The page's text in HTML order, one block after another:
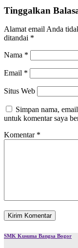
Tinggalkan
Alamat email Anda
ditandai *
Nama *
Email *
Situs Web
Simpan nama,
untuk komentar saya
Komentar *
SMK Kusuma Bangsa Bogor